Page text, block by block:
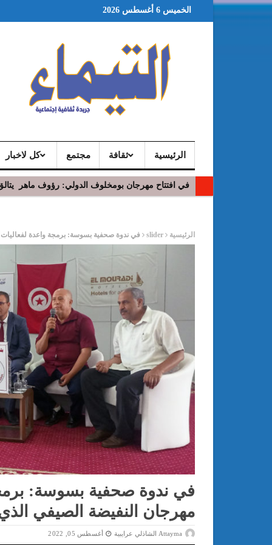
الخميس 6 أغسطس 2026
الرئيسية ثقافة مجتمع كل لاخبار
في افتتاح مهرجان بومخلوف الدولي: رؤوف ماهر
الرئيسية slider في ندوة صحفية بسوسة: برمجة واعدة لفعاليات الدورة 4 من مهرجان النفيضة الصيفي الذي سيلتئم من 6
مهرجان النفيضة الصيفي الذي سيلتئم من 6
Attayma الشاذلي عرايبية أغسطس 05, 2022